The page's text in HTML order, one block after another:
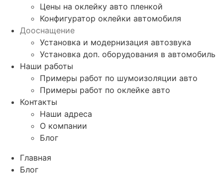
Цены на оклейку авто пленкой
Конфигуратор оклейки автомобиля
Дооснащение
Установка и модернизация автозвука
Установка доп. оборудования в автомобиль
Наши работы
Примеры работ по шумоизоляции авто
Примеры работ по оклейке авто
Контакты
Наши адреса
О компании
Блог
Главная
Блог